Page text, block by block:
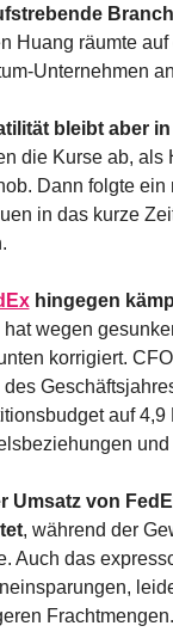
Huang räumte
Unternehmen
bleibt aber
die Kurse ab, als
Dann folgte ein
in das kurze
hingegen
wegen
korrigiert.
auf
und
Umsatz von
, während der
Auch das